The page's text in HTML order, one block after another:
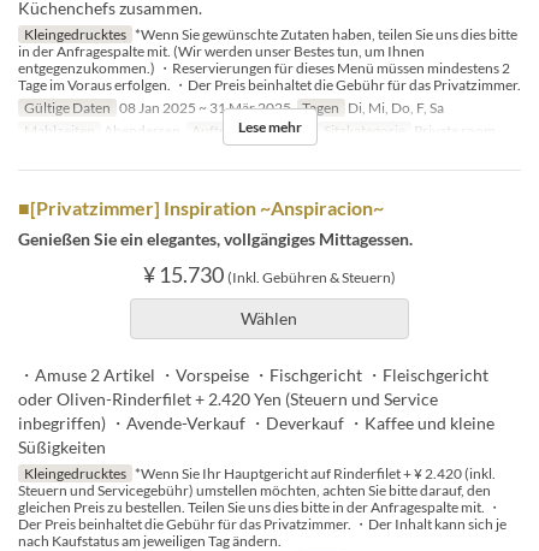
Küchenchefs zusammen.
Kleingedrucktes *Wenn Sie gewünschte Zutaten haben, teilen Sie uns dies bitte
in der Anfragespalte mit. (Wir werden unser Bestes tun, um Ihnen
entgegenzukommen.) ・Reservierungen für dieses Menü müssen mindestens 2
Tage im Voraus erfolgen. ・Der Preis beinhaltet die Gebühr für das Privatzimmer.
Gültige Daten 08 Jan 2025 ~ 31 Mär 2025 Tagen Di, Mi, Do, F, Sa
Mahlzeiten
Abendessen Auftragslimit 2 ~ 8 Sitzkategorie Private room
Lese mehr
■[Privatzimmer] Inspiration ~Anspiracion~
Genießen Sie ein elegantes, vollgängiges Mittagessen.
¥ 15.730 (Inkl. Gebühren & Steuern)
Wählen
・Amuse 2 Artikel ・Vorspeise ・Fischgericht ・Fleischgericht
oder Oliven-Rinderfilet + 2.420 Yen (Steuern und Service
inbegriffen) ・Avende-Verkauf ・Deverkauf ・Kaffee und kleine
Süßigkeiten
Kleingedrucktes *Wenn Sie Ihr Hauptgericht auf Rinderfilet + ¥ 2.420 (inkl.
Steuern und Servicegebühr) umstellen möchten, achten Sie bitte darauf, den
gleichen Preis zu bestellen. Teilen Sie uns dies bitte in der Anfragespalte mit. ・
Der Preis beinhaltet die Gebühr für das Privatzimmer. ・Der Inhalt kann sich je
nach Kaufstatus am jeweiligen Tag ändern.